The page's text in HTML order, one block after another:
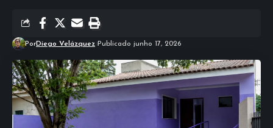
PorDiego Velázquez Publicado junho 17, 2026